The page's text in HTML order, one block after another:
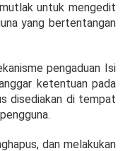
untuk mengedit
yang bertentangan
pengaduan Isi
ketentuan pada
disediakan di tempat
dan melakukan